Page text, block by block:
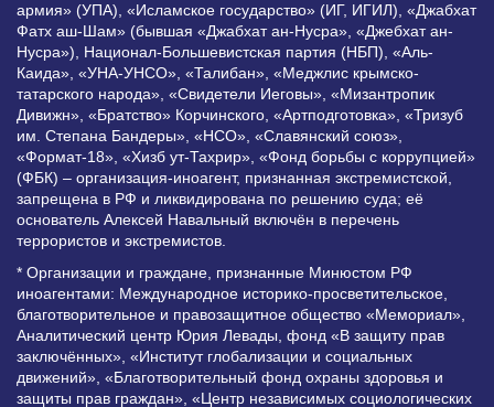
армия» (УПА), «Исламское государство» (ИГ, ИГИЛ), «Джабхат
Фатх аш-Шам» (бывшая «Джабхат ан-Нусра», «Джебхат ан-
Нусра»), Национал-Большевистская партия (НБП), «Аль-
Каида», «УНА-УНСО», «Талибан», «Меджлис крымско-
татарского народа», «Свидетели Иеговы», «Мизантропик
Дивижн», «Братство» Корчинского, «Артподготовка», «Тризуб
им. Степана Бандеры», «НСО», «Славянский союз»,
«Формат-18», «Хизб ут-Тахрир», «Фонд борьбы с коррупцией»
(ФБК) – организация-иноагент, признанная экстремистской,
запрещена в РФ и ликвидирована по решению суда; её
основатель Алексей Навальный включён в перечень
террористов и экстремистов.
* Организации и граждане, признанные Минюстом РФ
иноагентами: Международное историко-просветительское,
благотворительное и правозащитное общество «Мемориал»,
Аналитический центр Юрия Левады, фонд «В защиту прав
заключённых», «Институт глобализации и социальных
движений», «Благотворительный фонд охраны здоровья и
защиты прав граждан», «Центр независимых социологических